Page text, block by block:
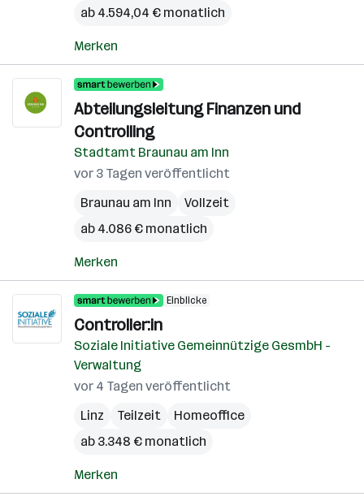
ab 4.594,04 € monatlich
Merken
Abteilungsleitung Finanzen und
Controlling
Stadtamt Braunau am Inn
vor 3 Tagen veröffentlicht
Braunau am Inn
Vollzeit
ab 4.086 € monatlich
Merken
Einblicke
Controller:in
Soziale Initiative Gemeinnützige GesmbH -
Verwaltung
vor 4 Tagen veröffentlicht
Linz
Teilzeit
Homeoffice
ab 3.348 € monatlich
Merken